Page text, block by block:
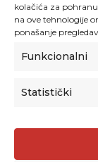
kolačića za
na ove tehnologije
ponašanje
Funkcionalni
Statistički
Agencija za
Donje Svetice